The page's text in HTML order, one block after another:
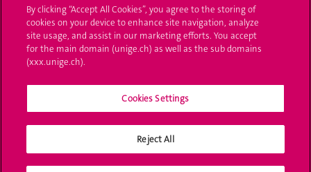
Médias
Offres d'emploi
Bibliothèque
Calendrier académique
Médias sociaux UNIGE
By clicking “Accept All Cookies”, you agree to the storing of
cookies on your device to enhance site navigation, analyze
site usage, and assist in our marketing efforts. You accept
for the main domain (unige.ch) as well as the sub domains
(xxx.unige.ch).
Cookies Settings
Reject All